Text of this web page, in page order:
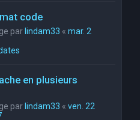
code
par lindam33 « mar. 2
en plusieurs
par lindam33 « ven. 22